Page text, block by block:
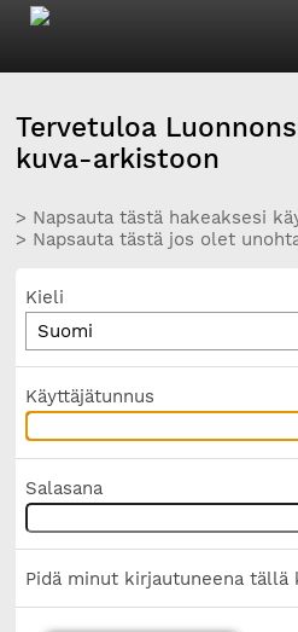
Tervetuloa
kuva-arkistoon
> Napsauta tästä hakeaksesi
> Napsauta tästä jos olet
Kieli
Käyttäjätunnus
Salasana
Pidä minut kirjautuneena tällä